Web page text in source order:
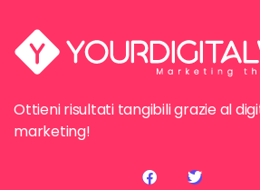
Ottieni risultati tangibili grazie al
marketing!